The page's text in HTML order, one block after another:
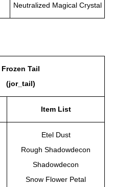
Neutralized Magical Crystal
Frozen Tail
(jor_tail)
Item List
Etel Dust
Rough Shadowdecon
Shadowdecon
Snow Flower Petal